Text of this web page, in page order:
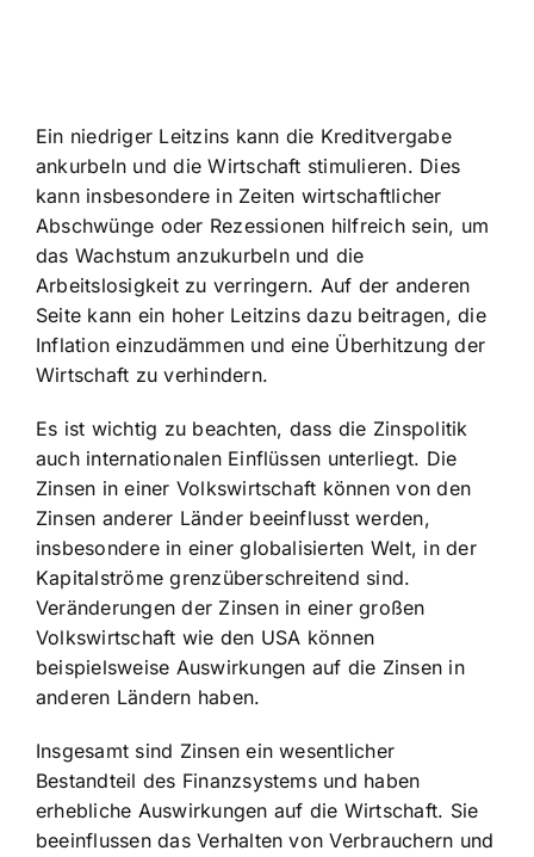
Ein niedriger Leitzins kann die Kreditvergabe
ankurbeln und die Wirtschaft stimulieren. Dies
kann insbesondere in Zeiten wirtschaftlicher
Abschwünge oder Rezessionen hilfreich sein, um
das Wachstum anzukurbeln und die
Arbeitslosigkeit zu verringern. Auf der anderen
Seite kann ein hoher Leitzins dazu beitragen, die
Inflation einzudämmen und eine Überhitzung der
Wirtschaft zu verhindern.
Es ist wichtig zu beachten, dass die Zinspolitik
auch internationalen Einflüssen unterliegt. Die
Zinsen in einer Volkswirtschaft können von den
Zinsen anderer Länder beeinflusst werden,
insbesondere in einer globalisierten Welt, in der
Kapitalströme grenzüberschreitend sind.
Veränderungen der Zinsen in einer großen
Volkswirtschaft wie den USA können
beispielsweise Auswirkungen auf die Zinsen in
anderen Ländern haben.
Insgesamt sind Zinsen ein wesentlicher
Bestandteil des Finanzsystems und haben
erhebliche Auswirkungen auf die Wirtschaft. Sie
beeinflussen das Verhalten von Verbrauchern und